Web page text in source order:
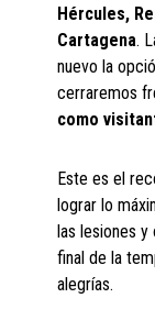
Hércules,
Cartagena.
nuevo la
cerraremos
como
Este es el
lograr lo
las lesiones
final de la
alegrías.